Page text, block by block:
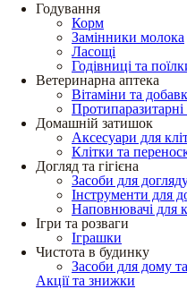
Годування
Корм
Замінники молока
Ласощі
Годівниці та
Ветеринарна аптека
Вітаміни та
Протипаразитарні
Домашній затишок
Аксесуари для
Клітки та
Догляд та гігієна
Засоби для
Інструменти для
Наповнювачі для
Ігри та розваги
Іграшки
Чистота в будинку
Засоби для дому
Акції та знижки